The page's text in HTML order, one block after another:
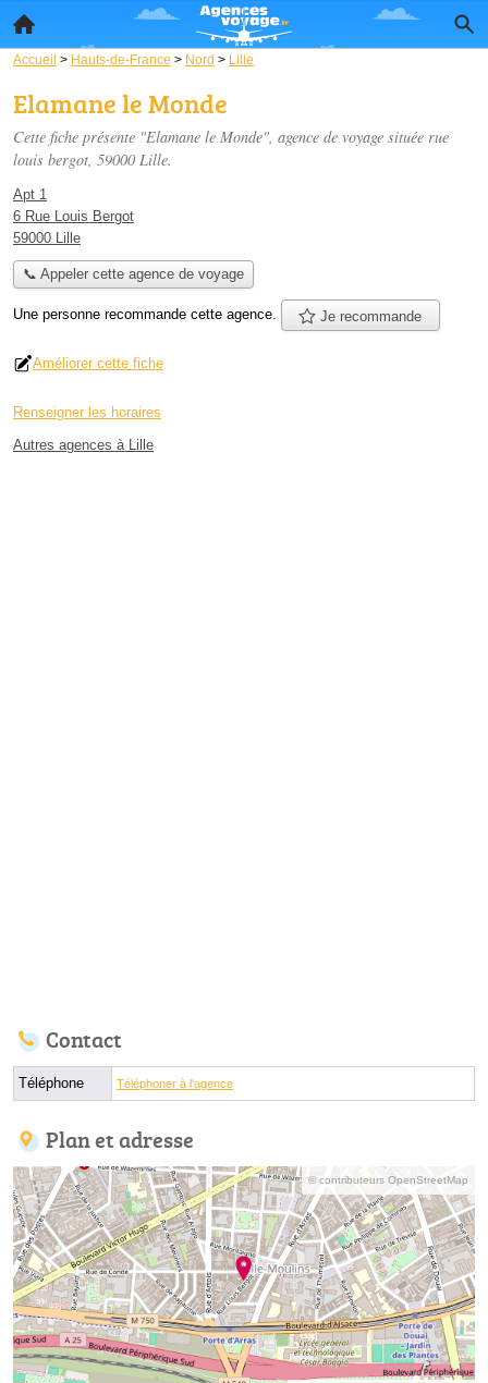
Accueil > Hauts-de-France > Nord > Lille
Elamane le Monde
Cette fiche présente "Elamane le Monde", agence de voyage située rue
louis bergot, 59000 Lille.
Apt 1
6 Rue Louis Bergot
59000 Lille
📞 Appeler cette agence de voyage
Une personne recommande cette agence. Je recommande
Améliorer cette fiche
Renseigner les horaires
Autres agences à Lille
Contact
Téléphone Téléphoner à l'agence
Plan et adresse
© contributeurs OpenStreetMap